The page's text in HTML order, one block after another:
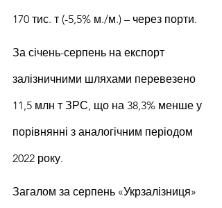
170 тис. т (-5,5% м./м.) – через порти.
За січень-серпень на експорт
залізничними шляхами перевезено
11,5 млн т ЗРС, що на 38,3% менше у
порівнянні з аналогічним періодом
2022 року.
Загалом за серпень «Укрзалізниця»